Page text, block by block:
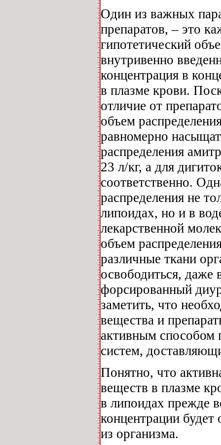
Один из важных
препаратов, – это
гипотетический
внутривенно
концентрация в
в плазме крови.
отличие от
объем
равномерно
распределения
23 л/кг, а для
соответственно.
распределения не
липоидах, но и в
лекарственной
объем
различные ткани
освободиться, даже
форсированный
заметить, что
вещества и
активным способом
систем,
Понятно, что
веществ в плазме
в липоидах прежде
концентрации будет
из организма.